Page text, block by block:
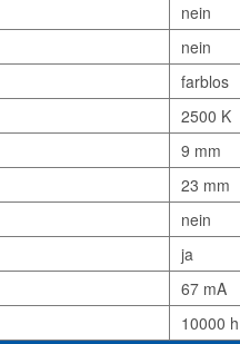
nein
nein
farblos
2500 K
9 mm
23 mm
nein
ja
67 mA
10000 h